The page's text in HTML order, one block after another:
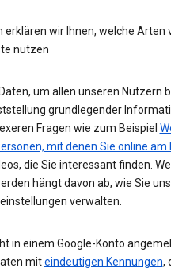
erklären wir Ihnen, welche
nutzen
um allen unseren Nutzern
grundlegender
Fragen wie zum Beispiel
mit denen Sie online
die Sie interessant finden.
hängt davon ab, wie Sie
verwalten.
in einem Google-Konto
miteindeutigen Kennungen,